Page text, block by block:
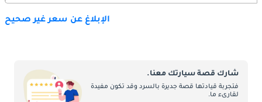
الإبلاغ عن سعر غير صحيح
شارك قصة سيارتك معنا.
فتجربة قيادتها قصة جديرة بالسرد وقد تكون مفيدة
لقارىء ما.